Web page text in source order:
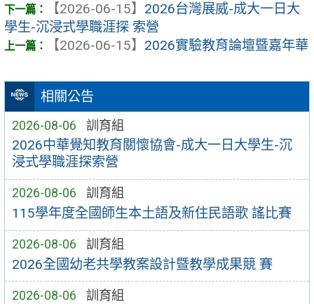
相關公告
2026-08-06 訓育組
2026中華覺知教育關懷協會-成大一日大學生-沉
浸式學職涯探索營
2026-08-06 訓育組
115學年度全國師生本土語及新住民語歌 謠比賽
2026-08-06 訓育組
2026全國幼老共學教案設計暨教學成果競 賽
2026-08-06 訓育組
【2026-06-15】 2026台灣展威-成大一日大
學生-沉浸式學職涯探 索營
【2026-06-15】 2026實驗教育論壇暨嘉年華